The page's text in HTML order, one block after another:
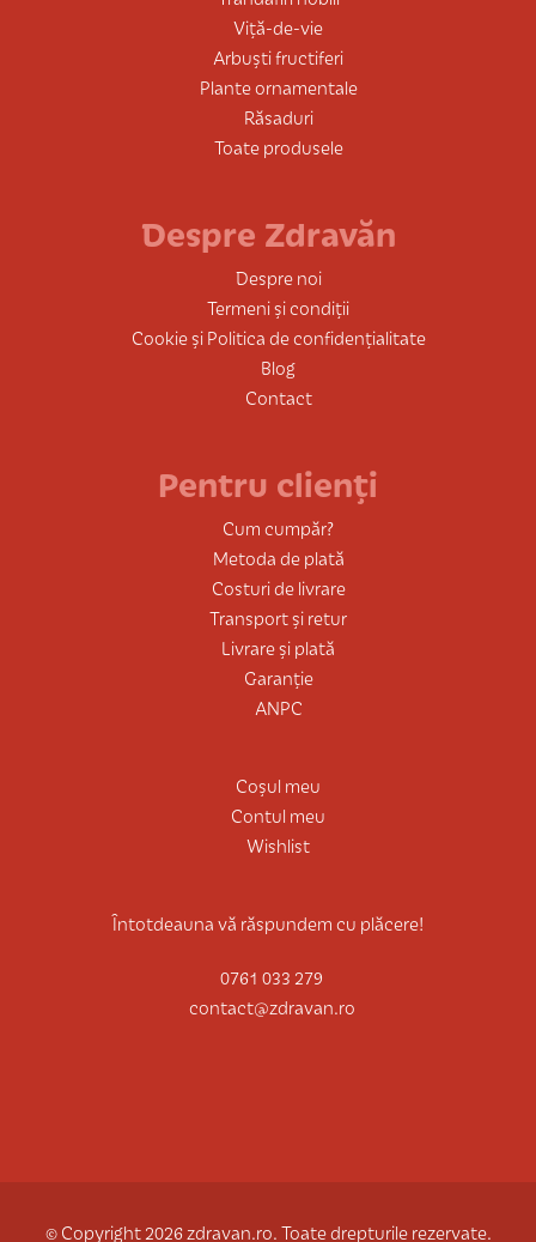
Viță-de-vie
Arbuști fructiferi
Plante ornamentale
Răsaduri
Toate produsele
Despre Zdravăn
Despre noi
Termeni și condiții
Cookie și Politica de confidențialitate
Blog
Contact
Pentru clienți
Cum cumpăr?
Metoda de plată
Costuri de livrare
Transport și retur
Livrare și plată
Garanție
ANPC
Coșul meu
Contul meu
Wishlist
Întotdeauna vă răspundem cu plăcere!
0761 033 279
contact@zdravan.ro
© Copyright 2026 zdravan.ro. Toate drepturile rezervate.